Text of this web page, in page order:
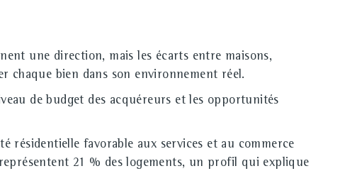
une direction, mais les écarts entre maisons,
chaque bien dans son environnement réel.
de budget des acquéreurs et les opportunités
résidentielle favorable aux services et au commerce
21 % des logements, un profil qui explique